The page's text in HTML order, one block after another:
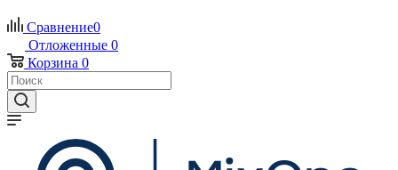
Сравнение0
Отложенные 0
Корзина 0